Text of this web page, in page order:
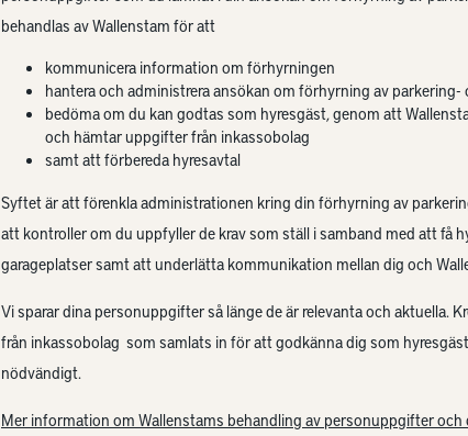
behandlas av Wallenstam för att
kommunicera information om förhyrningen
hantera och administrera ansökan om förhyrning av parkering-
bedöma om du kan godtas som hyresgäst, genom att
och hämtar uppgifter från inkassobolag
samt att förbereda hyresavtal
Syftet är att förenkla administrationen kring din förhyrning av
att kontroller om du uppfyller de krav som ställ i samband med att få
garageplatser samt att underlätta kommunikation mellan dig och
Vi sparar dina personuppgifter så länge de är relevanta och aktuella.
från inkassobolag som samlats in för att godkänna dig som
nödvändigt.
Mer information om Wallenstams behandling av personuppgifter